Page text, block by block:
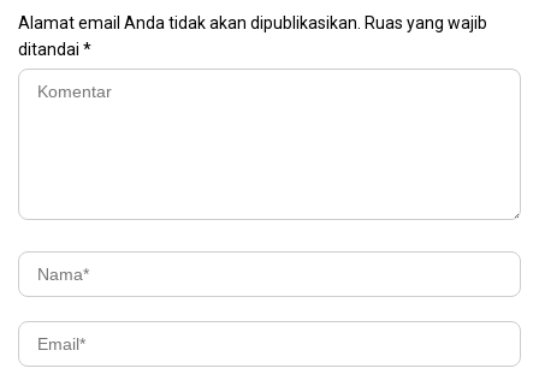
Alamat email Anda tidak akan dipublikasikan. Ruas yang wajib
ditandai *